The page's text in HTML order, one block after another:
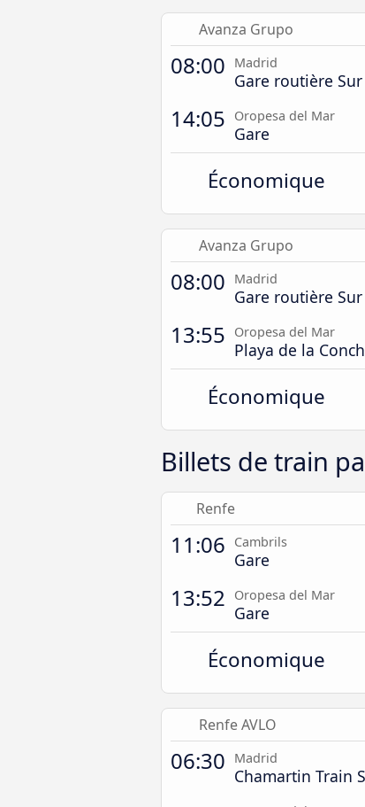
Avanza Grupo
08:00 Madrid
Gare routière Sur
14:05 Oropesa del Mar
Gare
Économique
Avanza Grupo
08:00 Madrid
Gare routière Sur
13:55 Oropesa del Mar
Playa de la
Économique
Billets de train
Renfe
11:06 Cambrils
Gare
13:52 Oropesa del Mar
Gare
Économique
Renfe AVLO
06:30 Madrid
Chamartin Train